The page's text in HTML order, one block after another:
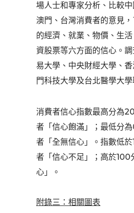
場人士和專家分析、比較中
澳門、台灣消費者的意見
的經濟、就業、物價、生
資股票等六方面的信心。
易大學、中央財經大學、
門科技大學及台北醫學大學
消費者信心指數最高分為
者「信心飽滿」；最低分
者「全無信心」。指數低
者「信心不足」；高於100
心」。
附錄三：相關圖表